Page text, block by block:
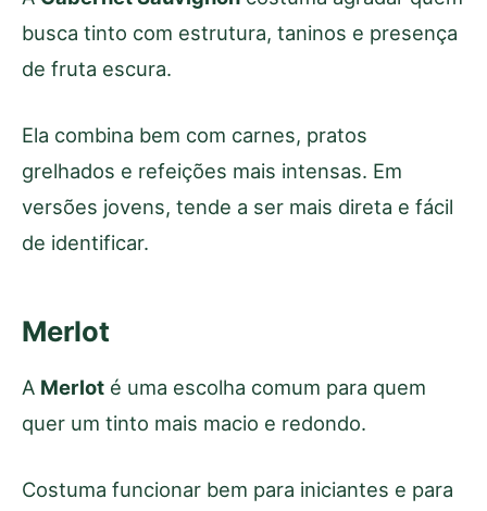
busca tinto com estrutura, taninos e presença
de fruta escura.
Ela combina bem com carnes, pratos
grelhados e refeições mais intensas. Em
versões jovens, tende a ser mais direta e fácil
de identificar.
Merlot
A Merlot é uma escolha comum para quem
quer um tinto mais macio e redondo.
Costuma funcionar bem para iniciantes e para